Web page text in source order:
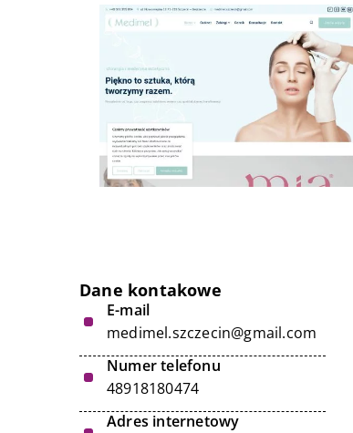
Dane kontakowe
E-mail
medimel.szczecin@gmail.com
Numer telefonu
48918180474
Adres internetowy